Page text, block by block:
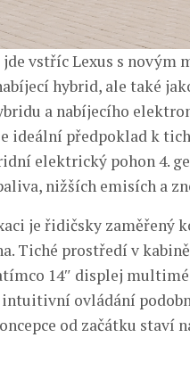
vstříc Lexus s novým
hybrid, ale také
a nabíjecího
ideální předpoklad k
elektrický pohon 4.
nižších emisích a
je řidičsky zaměřený
Tiché prostředí v
14″ displej
intuitivní ovládání
od začátku staví